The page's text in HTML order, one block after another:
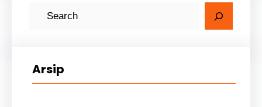
Arsip